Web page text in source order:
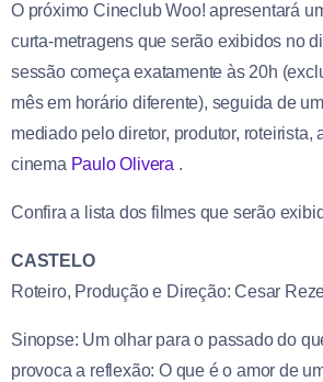
O próximo Cineclub Woo! apresentará
curta-metragens que serão exibidos no
sessão começa exatamente às 20h
mês em horário diferente), seguida de
mediado pelo diretor, produtor, roteirista,
cinema Paulo Olivera .
Confira a lista dos filmes que serão
CASTELO
Roteiro, Produção e Direção: Cesar
Sinopse: Um olhar para o passado do
provoca a reflexão: O que é o amor de